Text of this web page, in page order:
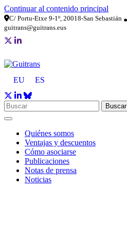
Continuar al contenido principal
C/ Portu-Etxe 9-1º, 20018-San Sebastián
guitrans@guitrans.eus
EU ES
Buscar
Quiénes somos
Ventajas y descuentos
Cómo asociarse
Publicaciones
Notas de prensa
Noticias